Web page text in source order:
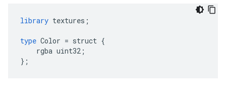
library textures ;
type Color = struct {
rgba uint32 ;
};